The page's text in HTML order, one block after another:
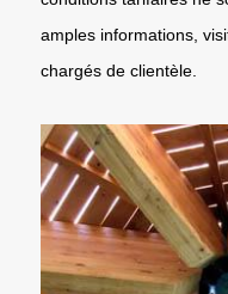
amples informations,
chargés de clientèle.